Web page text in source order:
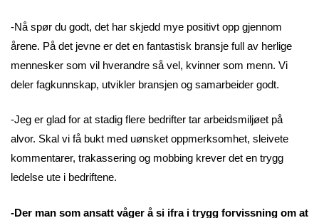
-Nå spør du godt, det har skjedd mye positivt opp gjennom
årene. På det jevne er det en fantastisk bransje full av herlige
mennesker som vil hverandre så vel, kvinner som menn. Vi
deler fagkunnskap, utvikler bransjen og samarbeider godt.
-Jeg er glad for at stadig flere bedrifter tar arbeidsmiljøet på
alvor. Skal vi få bukt med uønsket oppmerksomhet, sleivete
kommentarer, trakassering og mobbing krever det en trygg
ledelse ute i bedriftene.
-Der man som ansatt våger å si ifra i trygg forvissning om at